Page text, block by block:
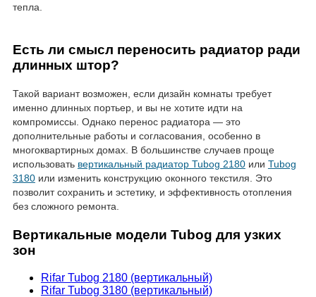
тепла.
Есть ли смысл переносить радиатор ради
длинных штор?
Такой вариант возможен, если дизайн комнаты требует
именно длинных портьер, и вы не хотите идти на
компромиссы. Однако перенос радиатора — это
дополнительные работы и согласования, особенно в
многоквартирных домах. В большинстве случаев проще
использовать вертикальный радиатор Tubog 2180 или Tubog
3180 или изменить конструкцию оконного текстиля. Это
позволит сохранить и эстетику, и эффективность отопления
без сложного ремонта.
Вертикальные модели Tubog для узких
зон
Rifar Tubog 2180 (вертикальный)
Rifar Tubog 3180 (вертикальный)